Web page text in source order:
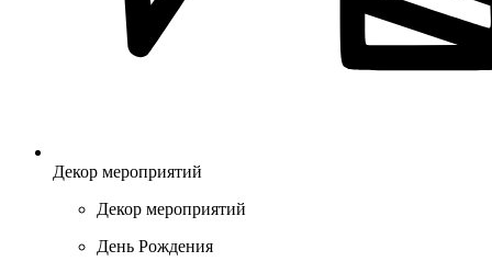
Декор мероприятий
Декор мероприятий
День Рождения